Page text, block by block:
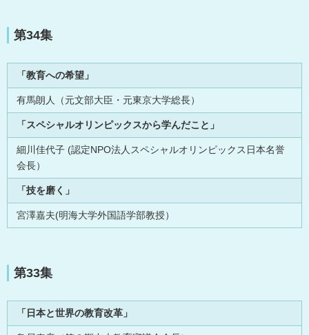
第34集
「教育への希望」
有馬朗人（元文部大臣・元東京大学総長）
「スペシャルオリンピックスから学んだこと」
細川佳代子 (認定NPO法人スペシャルオリンピックス日本名誉
会長）
「技を磨く」
宮澤嘉夫(明海大学外国語学部教授）
第33集
「日本と世界の教育改革」